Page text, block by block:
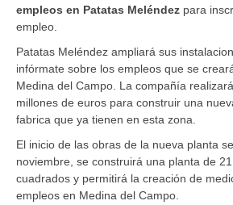
empleos en Patatas Meléndez para
empleo.
Patatas Meléndez ampliará sus
infórmate sobre los empleos que se
Medina del Campo. La compañía
millones de euros para construir una
fabrica que ya tienen en esta zona.
El inicio de las obras de la nueva planta
noviembre, se construirá una planta de
cuadrados y permitirá la creación de
empleos en Medina del Campo.